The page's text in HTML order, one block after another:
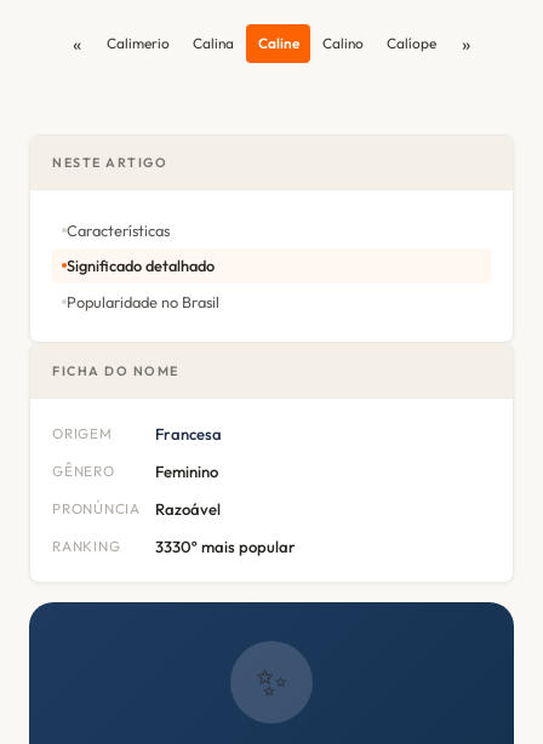
« Calimerio Calina Caline Calino Calíope »
NESTE ARTIGO
Características
Significado detalhado
Popularidade no Brasil
FICHA DO NOME
ORIGEM Francesa
GÊNERO Feminino
PRONÚNCIA Razoável
RANKING 3330º mais popular
✨